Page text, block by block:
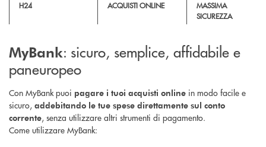
H24 ACQUISTI ONLINE
MASSIMA
SICUREZZA
MyBank: sicuro, semplice, affidabile e
paneuropeo
Con MyBank puoi pagare i tuoi acquisti online in modo facile e
sicuro, addebitando le tue spese direttamente sul conto
corrente, senza utilizzare altri strumenti di pagamento.
Come utilizzare MyBank: